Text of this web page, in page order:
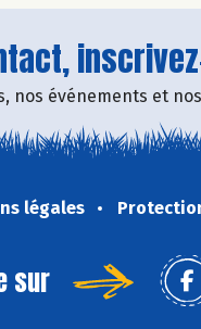
nos événements et
légales
sur